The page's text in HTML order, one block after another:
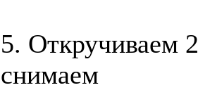
5. Откручиваем
снимаем